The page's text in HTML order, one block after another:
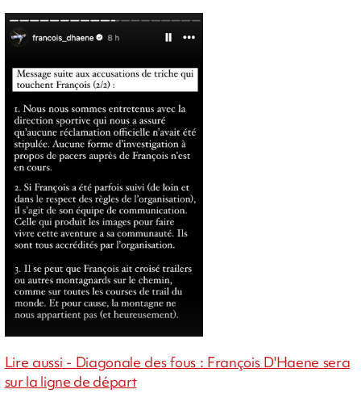
Lire aussi - Diagonale des fous : François D'Haene sera
sur la ligne de départ